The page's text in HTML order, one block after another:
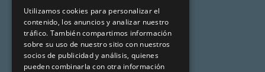
Aviso legal
Premsa
ENGLISH
Utilizamos cookies para personalizar el
contenido, los anuncios y analizar nuestro
tráfico. También compartimos información
sobre su uso de nuestro sitio con nuestros
socios de publicidad y análisis, quienes
pueden combinarla con otra información